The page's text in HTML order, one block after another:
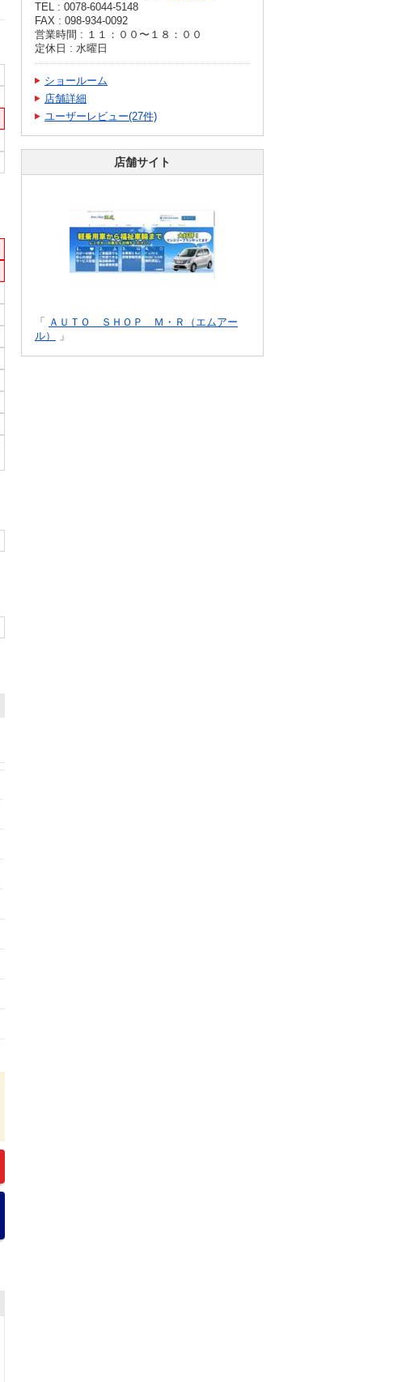
TEL : 0078-6044-5148
FAX : 098-934-0092
営業時間 : １１：００〜１８：００
定休日 : 水曜日
ショールーム
店舗詳細
ユーザーレビュー(27件)
店舗サイト
「
ＡＵＴＯ ＳＨＯＰ Ｍ・Ｒ（エムアー
ル）
」